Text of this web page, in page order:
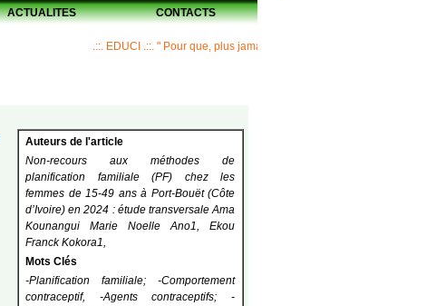
ACTUALITES CONTACTS
.::. EDUCI .::. " Pour que, plus jamais, un Maître ne laisse ses disciples
Auteurs de l'article
Non-recours aux méthodes de
planification familiale (PF) chez les
femmes de 15-49 ans à Port-Bouët (Côte
d’Ivoire) en 2024 : étude transversale Ama
Kounangui Marie Noelle Ano1, Ekou
Franck Kokora1,
Mots Clés
-Planification familiale; -Comportement
contraceptif, -Agents contraceptifs; -